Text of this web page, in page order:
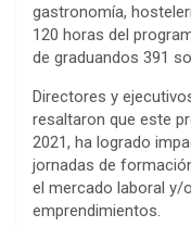
gastronomía,
120 horas del
de graduandos 391
Directores y
resaltaron que este
2021, ha logrado
jornadas de
el mercado laboral y/
emprendimientos.